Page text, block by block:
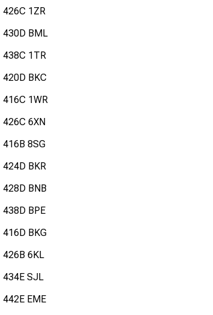
426C 1ZR
430D BML
438C 1TR
420D BKC
416C 1WR
426C 6XN
416B 8SG
424D BKR
428D BNB
438D BPE
416D BKG
426B 6KL
434E SJL
442E EME